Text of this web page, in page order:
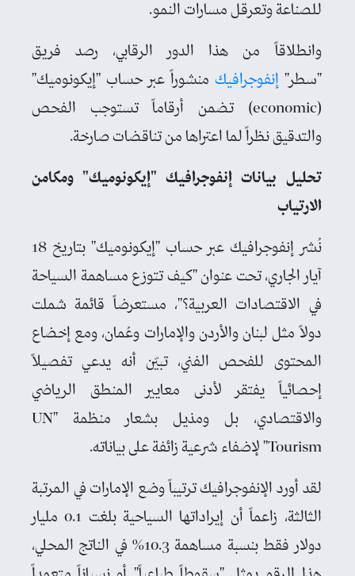
للصناعة وتعرقل مسارات النمو.
وانطلاقاً من هذا الدور الرقابي، رصد فريق
"سطر" إنفوجرافيك منشوراً عبر حساب "إيكونوميك"
(economic) تضمن أرقاماً تستوجب الفحص
والتدقيق نظراً لما اعتراها من تناقضات صارخة.
تحليل بيانات إنفوجرافيك "إيكونوميك" ومكامن
الارتياب
نُشر إنفوجرافيك عبر حساب "إيكونوميك" بتاريخ 18
آيار الجاري، تحت عنوان "كيف تتوزع مساهمة السياحة
في الاقتصادات العربية؟"، مستعرضاً قائمة شملت
دولاً مثل لبنان والأردن والإمارات وعُمان، ومع إخضاع
المحتوى للفحص الفني، تبيّن أنه يدعي تفصيلاً
إحصائياً يفتقر لأدنى معايير المنطق الرياضي
والاقتصادي، بل ومذيل بشعار منظمة "UN
Tourism" لإضفاء شرعية زائفة على بياناته.
لقد أورد الإنفوجرافيك ترتيباً وضع الإمارات في المرتبة
الثالثة، زاعماً أن إيراداتها السياحية بلغت 0.1 مليار
دولار فقط بنسبة مساهمة 10.3% في الناتج المحلي،